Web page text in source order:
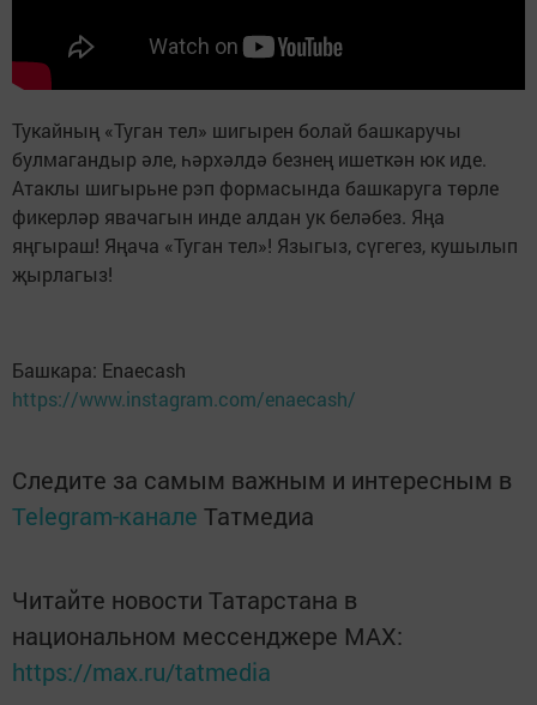
Тукайның «Туган тел» шигырен болай башкаручы
булмагандыр әле, һәрхәлдә безнең ишеткән юк иде.
Атаклы шигырьне рэп формасында башкаруга төрле
фикерләр явачагын инде алдан ук беләбез. Яңа
яңгыраш! Яңача «Туган тел»! Языгыз, сүгегез, кушылып
җырлагыз!
Башкара: Enaecash
https://www.instagram.com/enaecash/
Следите за самым важным и интересным в
Telegram-канале Татмедиа
Читайте новости Татарстана в
национальном мессенджере MАХ:
https://max.ru/tatmedia